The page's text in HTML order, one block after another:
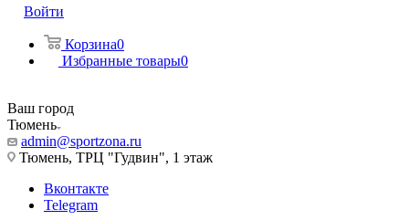
Войти
Корзина0
Избранные товары0
Ваш город
Тюмень
admin@sportzona.ru
Тюмень, ТРЦ "Гудвин", 1 этаж
Вконтакте
Telegram